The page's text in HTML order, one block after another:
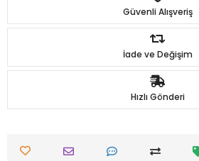
Güvenli Alışveriş
İade ve Değişim
Hızlı Gönderi